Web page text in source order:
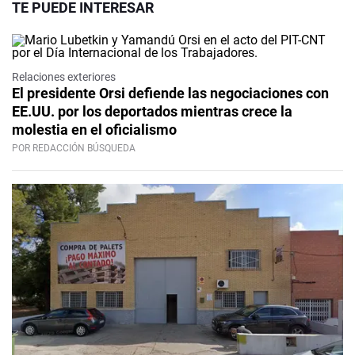
TE PUEDE INTERESAR
Relaciones exteriores
El presidente Orsi defiende las negociaciones con
EE.UU. por los deportados mientras crece la
molestia en el oficialismo
POR REDACCIÓN BÚSQUEDA